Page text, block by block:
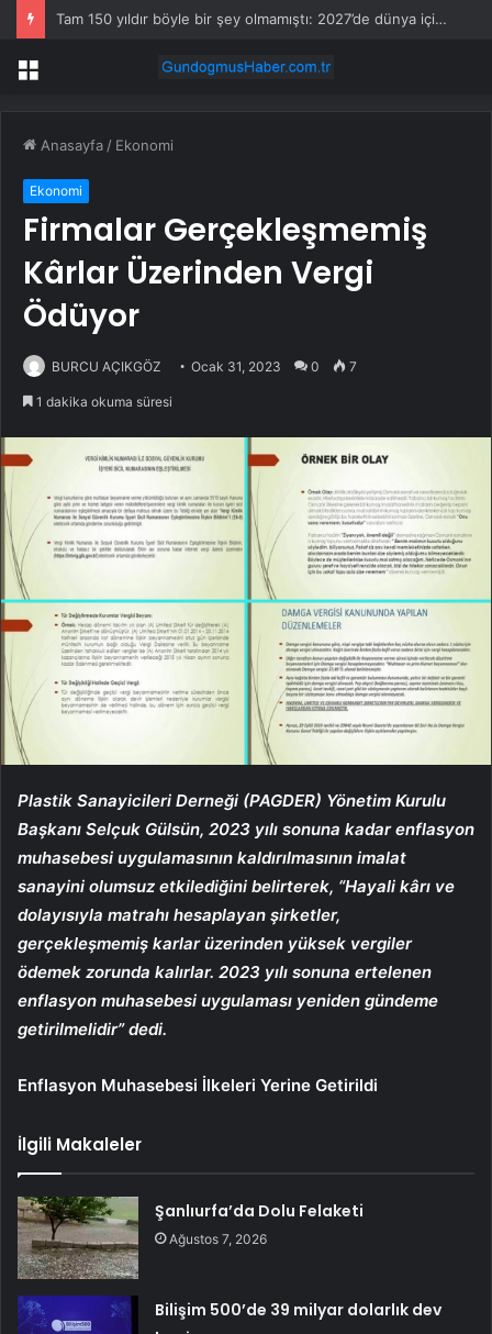
Tam 150 yıldır böyle bir şey olmamıştı: 2027’de dünya için kritik süreç başlıyor
Menü
Anasayfa / Ekonomi
Ekonomi
Firmalar Gerçekleşmemiş
Kârlar Üzerinden Vergi
Ödüyor
BURCU AÇIKGÖZ Ocak 31, 2023 0 7
1 dakika okuma süresi
Plastik Sanayicileri Derneği (PAGDER) Yönetim Kurulu
Başkanı Selçuk Gülsün, 2023 yılı sonuna kadar enflasyon
muhasebesi uygulamasının kaldırılmasının imalat
sanayini olumsuz etkilediğini belirterek, “Hayali kârı ve
dolayısıyla matrahı hesaplayan şirketler,
gerçekleşmemiş karlar üzerinden yüksek vergiler
ödemek zorunda kalırlar. 2023 yılı sonuna ertelenen
enflasyon muhasebesi uygulaması yeniden gündeme
getirilmelidir” dedi.
Enflasyon Muhasebesi İlkeleri Yerine Getirildi
İlgili Makaleler
Şanlıurfa’da Dolu Felaketi
Ağustos 7, 2026
Bilişim 500’de 39 milyar dolarlık dev